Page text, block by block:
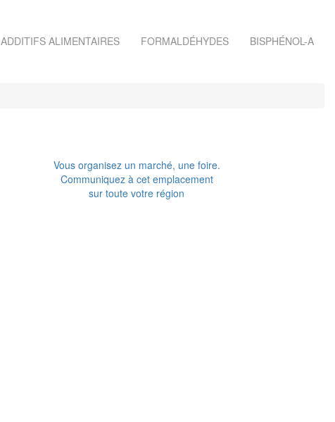
ADDITIFS ALIMENTAIRES FORMALDÉHYDES BISPHÉNOL-A
Vous organisez un marché, une foire.
Communiquez à cet emplacement
sur toute votre région